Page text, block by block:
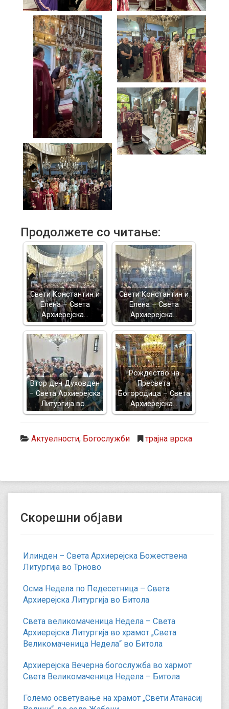
Продолжете со читање:
Свети Константин и
Елена – Света
Архиерејска…
Свети Константин и
Елена – Света
Архиерејска…
Втор ден Духовден
– Света Архиерејска
Литургија во…
Рождество на
Пресвета
Богородица – Света
Архиерејска…
Актуелности, Богослужби трајна врска
Скорешни објави
Илинден – Света Архиерејска Божествена
Литургија во Трново
Осма Недела по Педесетница – Света
Архиерејска Литургија во Битола
Света великомаченица Недела – Света
Архиерејска Литургија во храмот „Света
Великомаченица Недела“ во Битола
Архиерејска Вечерна богослужба во хармот
Света Великомаченица Недела – Битола
Големо осветување на храмот „Свети Атанасиј